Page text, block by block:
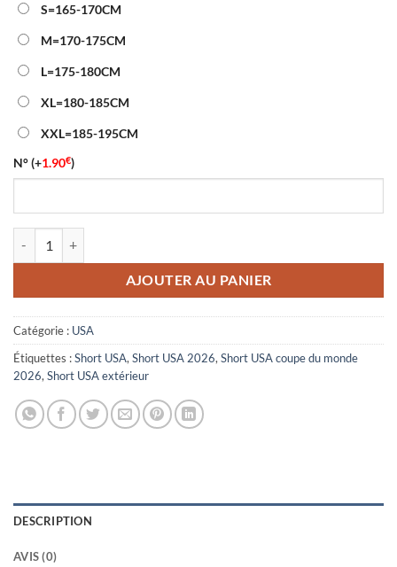
était :
18.00€.
S=165-170CM
M=170-175CM
L=175-180CM
XL=180-185CM
XXL=185-195CM
N°(+1.90€)
quantité de Short USA Extérieur Coupe du Monde 2026
AJOUTER AU PANIER
Catégorie : USA
Étiquettes :Short USA, Short USA 2026, Short USA coupe du monde
2026, Short USA extérieur
DESCRIPTION
AVIS (0)